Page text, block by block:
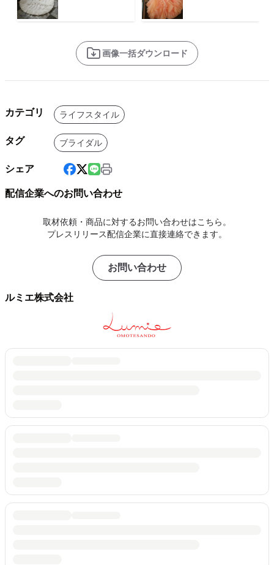
画像一括ダウンロード
カテゴリ ライフスタイル
タグ ブライダル
シェア
配信企業へのお問い合わせ
取材依頼・商品に対するお問い合わせはこちら。
プレスリリース配信企業に直接連絡できます。
お問い合わせ
ルミエ株式会社